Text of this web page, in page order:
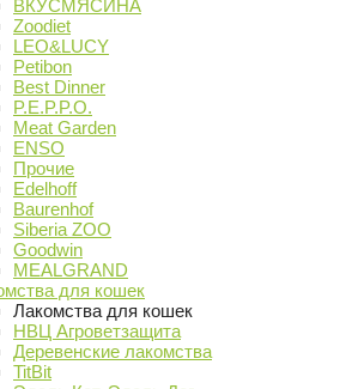
ВКУСМЯСИНА
Zoodiet
LEO&LUCY
Petibon
Best Dinner
P.E.P.P.O.
Meat Garden
ENSO
Прочие
Edelhoff
Baurenhof
Siberia ZOO
Goodwin
MEALGRAND
для кошек
Лакомства для кошек
НВЦ Агроветзащита
Деревенские лакомства
TitBit